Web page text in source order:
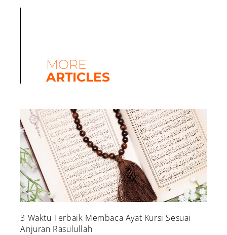
MORE
ARTICLES
3 Waktu Terbaik Membaca Ayat Kursi Sesuai
Anjuran Rasulullah